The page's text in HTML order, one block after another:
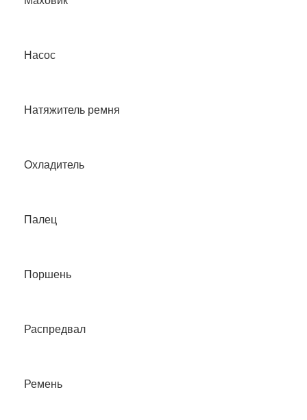
Насос
Натяжитель ремня
Охладитель
Палец
Поршень
Распредвал
Ремень